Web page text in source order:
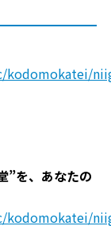
kodomokatei/
”を、あなたの
kodomokatei/